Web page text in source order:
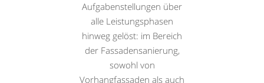
Aufgabenstellungen über
alle Leistungsphasen
hinweg gelöst: im Bereich
der Fassadensanierung,
sowohl von
Vorhangfassaden als auch